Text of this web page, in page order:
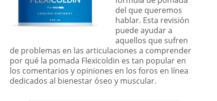
del que queremos
hablar. Esta revisión
puede ayudar a
aquellos que sufren
de problemas en las articulaciones a comprender
por qué la pomada Flexicoldin es tan popular en
los comentarios y opiniones en los foros en línea
dedicados al bienestar óseo y muscular.